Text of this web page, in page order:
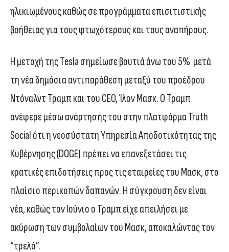
ηλικιωμένους καθώς σε προγράμματα επισιτιστικής
βοήθειας για τους φτωχότερους και τους αναπήρους.
Η μετοχή της Tesla σημείωσε βουτιά άνω του 5% μετά
τη νέα δημόσια αντιπαράθεση μεταξύ του προέδρου
Ντόναλντ Τραμπ και του CEO, Ίλον Μασκ. Ο Τραμπ
ανέφερε μέσω ανάρτησής του στην πλατφόρμα Truth
Social ότι η νεοσύστατη Υπηρεσία Αποδοτικότητας της
Κυβέρνησης (DOGE) πρέπει να επανεξετάσει τις
κρατικές επιδοτήσεις προς τις εταιρείες του Μασκ, στο
πλαίσιο περικοπών δαπανών. Η σύγκρουση δεν είναι
νέα, καθώς τον Ιούνιο ο Τραμπ είχε απειλήσει με
ακύρωση των συμβολαίων του Μασκ, αποκαλώντας τον
“τρελό”.